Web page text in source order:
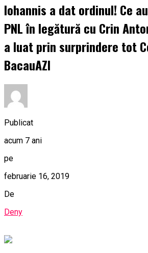
Iohannis a dat ordinul! Ce
PNL în legătură cu Crin
a luat prin surprindere tot
BacauAZI
Publicat
acum 7 ani
pe
februarie 16, 2019
De
Deny